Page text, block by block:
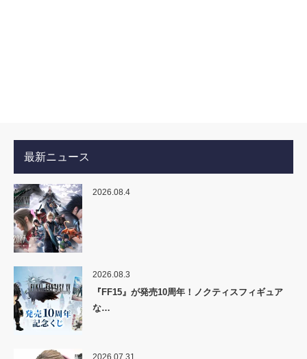
最新ニュース
2026.08.4
2026.08.3
『FF15』が発売10周年！ノクティスフィギュア
な…
2026.07.31